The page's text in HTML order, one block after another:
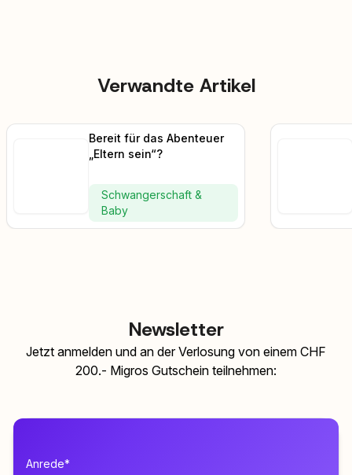
Verwandte Artikel
Bereit für das Abenteuer
„Eltern sein“?
Schwangerschaft &
Baby
Newsletter
Jetzt anmelden und an der Verlosung von einem CHF
200.- Migros Gutschein teilnehmen:
Anrede*